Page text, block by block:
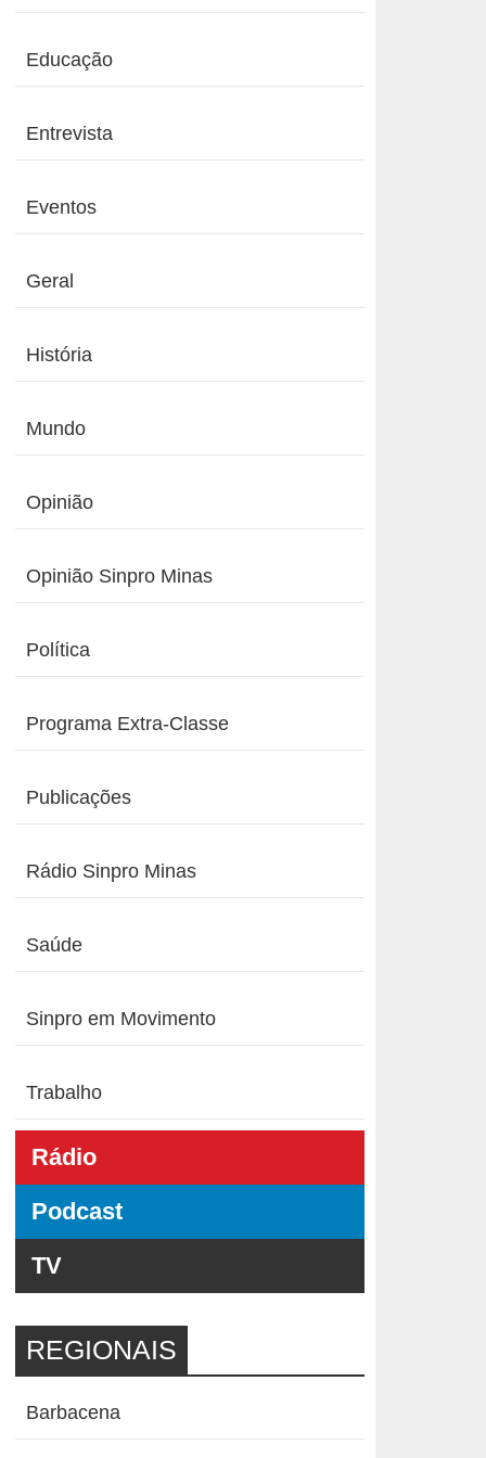
Educação
Entrevista
Eventos
Geral
História
Mundo
Opinião
Opinião Sinpro Minas
Política
Programa Extra-Classe
Publicações
Rádio Sinpro Minas
Saúde
Sinpro em Movimento
Trabalho
Rádio
Podcast
TV
REGIONAIS
Barbacena